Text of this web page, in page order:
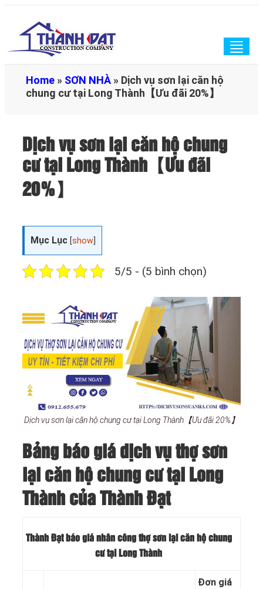
Home » SƠN NHÀ » Dịch vụ sơn lại căn hộ
chung cư tại Long Thành【Ưu đãi 20%】
Dịch vụ sơn lại căn hộ chung
cư tại Long Thành【Ưu đãi
20%】
Mục Lục [show
5/5 - (5 bình chọn)
Dịch vụ sơn lại căn hộ chung cư tại Long Thành【Ưu đãi 20%】
Bảng báo giá dịch vụ thợ sơn
lại căn hộ chung cư tại Long
Thành của Thành Đạt
Thành Đạt báo giá nhân công thợ sơn lại căn hộ chung
cư tại Long Thành
Đơn giá